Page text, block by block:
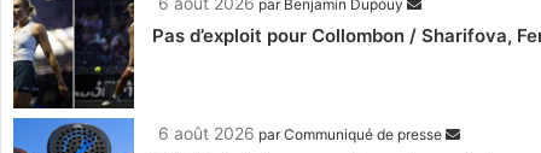
par Benjamin Dupouy
Pas d’exploit pour Collombon / Sharifova,
6 août 2026 parCommuniqué de presse